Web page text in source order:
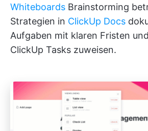
Whiteboards Brainstorming
Strategien in ClickUp Docs
Aufgaben mit klaren Fristen
ClickUp Tasks zuweisen.